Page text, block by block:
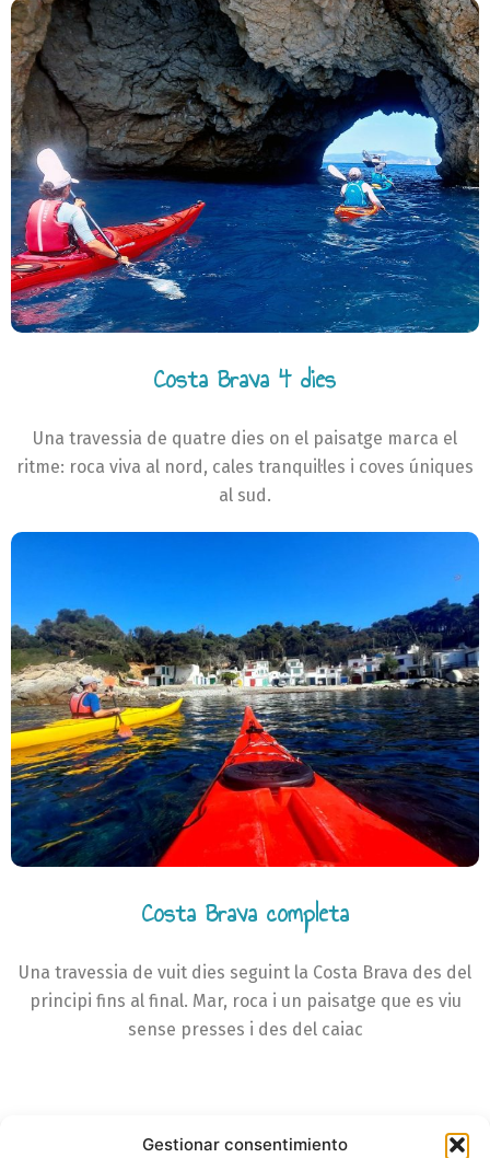
Gestionar consentimiento
Costa Brava 4 dies
Una travessia de quatre dies on el paisatge marca el
ritme: roca viva al nord, cales tranquil·les i coves úniques
al sud.
Costa Brava completa
Una travessia de vuit dies seguint la Costa Brava des del
principi fins al final. Mar, roca i un paisatge que es viu
sense presses i des del caiac